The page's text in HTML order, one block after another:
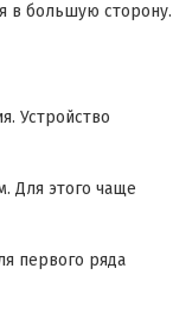
в большую сторону.
Устройство
Для этого чаще
первого ряда